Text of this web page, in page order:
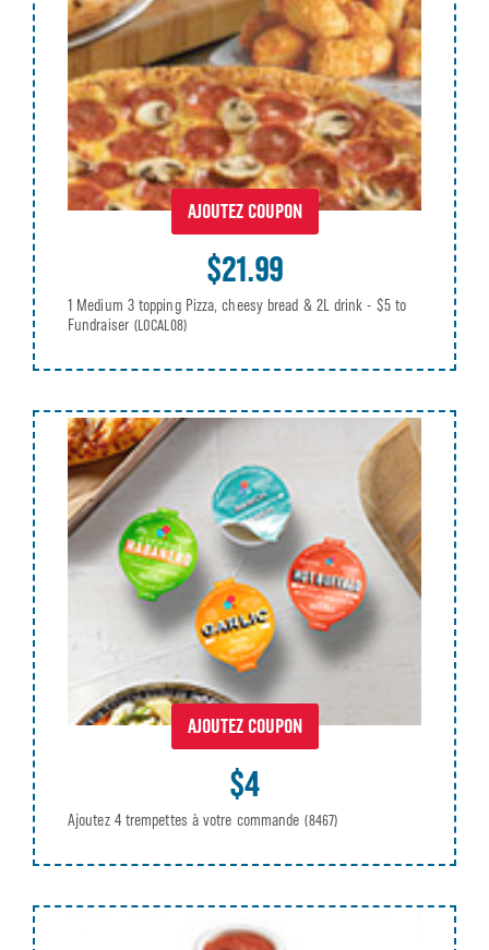
AJOUTEZ COUPON
$21.99
1 Medium 3 topping Pizza, cheesy bread & 2L drink - $5 to
Fundraiser (LOCAL08)
AJOUTEZ COUPON
$4
Ajoutez 4 trempettes à votre commande (8467)